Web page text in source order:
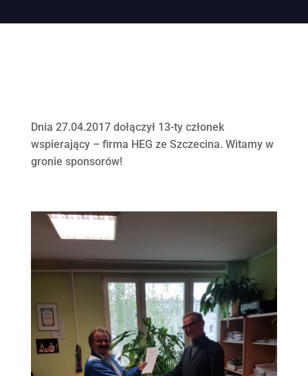
Dnia 27.04.2017 dołączył 13-ty członek
wspierający – firma HEG ze Szczecina. Witamy w
gronie sponsorów!